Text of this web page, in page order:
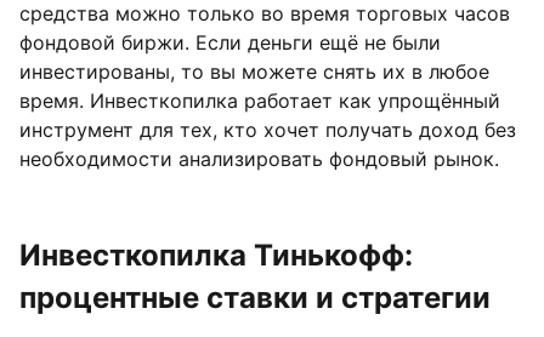
средства можно только во время торговых часов
фондовой биржи. Если деньги ещё не были
инвестированы, то вы можете снять их в любое
время. Инвесткопилка работает как упрощённый
инструмент для тех, кто хочет получать доход без
необходимости анализировать фондовый рынок.
Инвесткопилка Тинькофф:
процентные ставки и стратегии